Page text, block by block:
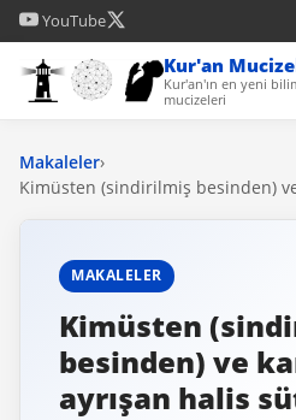
YouTube
Kur'an
Kur'an'ın en yeni
mucizeleri
Makaleler›
Kimüsten (sindirilmiş besinden)
MAKALELER
Kimüsten
besinden) ve
ayrışan halis